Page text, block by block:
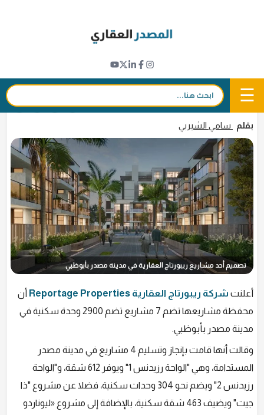
☰ بحث:
سكنية في مدينة مصدر بأبوظبي
5 فبراير 2025 - 18:07 f
𝕏
in
بقلم سامي الشيربي
تصميم أحد مشاريع ريبورتاج العقارية في مدينة مصدر بأبوظبي
أعلنت شركة ريبورتاج العقارية Reportage Properties
أن
محفظة مشاريعها تضم 7 مشاريع تضم 2900 وحدة سكنية في
مدينة مصدر بأبوظبي.
وقالت أنها قامت بإنجاز وتسليم 4 مشاريع في مدينة مصدر
المستدامة، وهي "الواحة رزيدنس 1" ويوفر 612 شقة، و"الواحة
رزيدنس 2" ويضم نحو 304 وحدات سكنية، فضلا عن مشروع "ذا
جيت" ويضيف 463 شقة سكنية، بالإضافة إلى مشروع «ليوناردو